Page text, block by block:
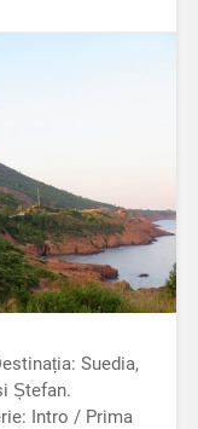
Suedia,
Ștefan.
Intro / Prima